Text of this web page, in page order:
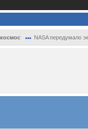
космос NASA передумало